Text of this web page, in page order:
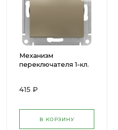
Механизм
переключателя 1-кл.
1240335 )
415 ₽
В КОРЗИНУ